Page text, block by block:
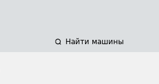
Найти машины